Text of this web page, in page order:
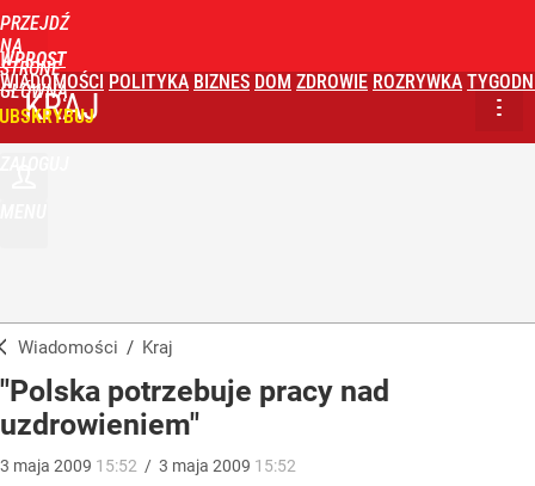
PRZEJDŹ
NA
STRONĘ
GŁÓWNĄ
WPROST
WIADOMOŚCI POLITYKA BIZNES DOM ZDROWIE ROZRYWKA
KRAJ
Wiadomości / Kraj
"Polska potrzebuje pracy nad
uzdrowieniem"
3 maja 2009 15:52 / 3 maja 2009 15:52